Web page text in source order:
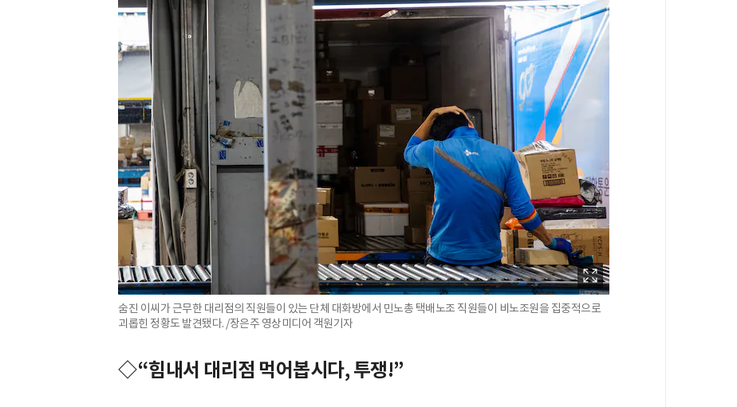
숨진 이씨가 근무한 대리점의 직원들이 있는 단체 대화방에서 민노총 택배노조 직원들이 비노조원을 집중적으로
괴롭힌 정황도 발견됐다. /장은주 영상미디어 객원기자
◇“힘내서 대리점 먹어봅시다, 투쟁!”